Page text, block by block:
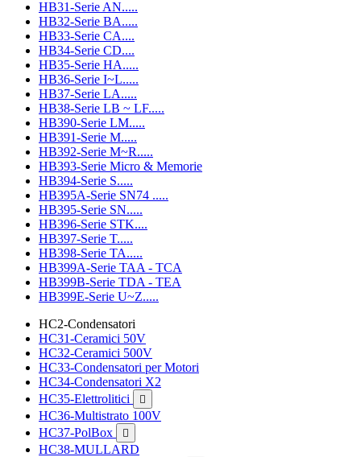
HB31-Serie AN.....
HB32-Serie BA.....
HB33-Serie CA....
HB34-Serie CD....
HB35-Serie HA.....
HB36-Serie I~L.....
HB37-Serie LA.....
HB38-Serie LB ~ LF.....
HB390-Serie LM.....
HB391-Serie M.....
HB392-Serie M~R.....
HB393-Serie Micro & Memorie
HB394-Serie S.....
HB395A-Serie SN74 .....
HB395-Serie SN.....
HB396-Serie STK....
HB397-Serie T.....
HB398-Serie TA.....
HB399A-Serie TAA - TCA
HB399B-Serie TDA - TEA
HB399E-Serie U~Z.....
HC2-Condensatori
HC31-Ceramici 50V
HC32-Ceramici 500V
HC33-Condensatori per Motori
HC34-Condensatori X2
HC35-Elettrolitici

HC36-Multistrato 100V
HC37-PolBox

HC38-MULLARD